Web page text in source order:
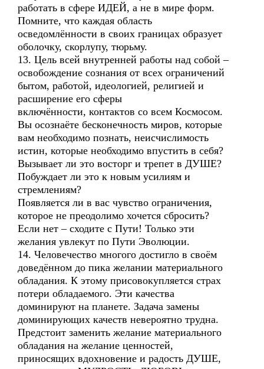
работать в сфере ИДЕЙ, а не в мире форм.
Помните, что каждая область
осведомлённости в своих границах образует
оболочку, скорлупу, тюрьму.
13. Цель всей внутренней работы над собой –
освобождение сознания от всех ограничений
бытом, работой, идеологией, религией и
расширение его сферы
включённости, контактов со всем Космосом.
Вы осознаёте бесконечность миров, которые
вам необходимо познать, неисчислимость
истин, которые необходимо впустить в себя?
Вызывает ли это восторг и трепет в ДУШЕ?
Побуждает ли это к новым усилиям и
стремлениям?
Появляется ли в вас чувство ограничения,
которое не преодолимо хочется сбросить?
Если нет – сходите с Пути! Только эти
желания увлекут по Пути Эволюции.
14. Человечество многого достигло в своём
доведённом до пика желании материального
обладания. К этому присовокупляется страх
потери обладаемого. Эти качества
доминируют на планете. Задача замены
доминирующих качеств невероятно трудна.
Предстоит заменить желание материального
обладания на желание ценностей,
приносящих вдохновение и радость ДУШЕ,